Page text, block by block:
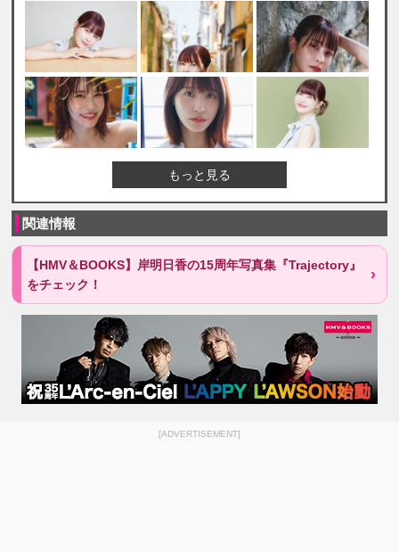
もっと見る
関連情報
【HMV＆BOOKS】岸明日香の15周年写真集『Trajectory』
をチェック！
[ADVERTISEMENT]